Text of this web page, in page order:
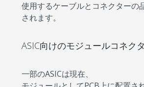
使用するケーブルとコネクターの
されます。
ASIC向けのモジュールコネク
一部のASICは現在、